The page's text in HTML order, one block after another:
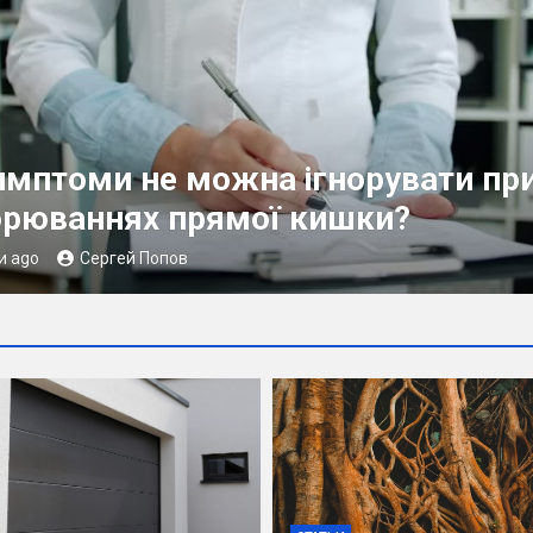
стоимость откатных ворот:
цена
Сергей Попов